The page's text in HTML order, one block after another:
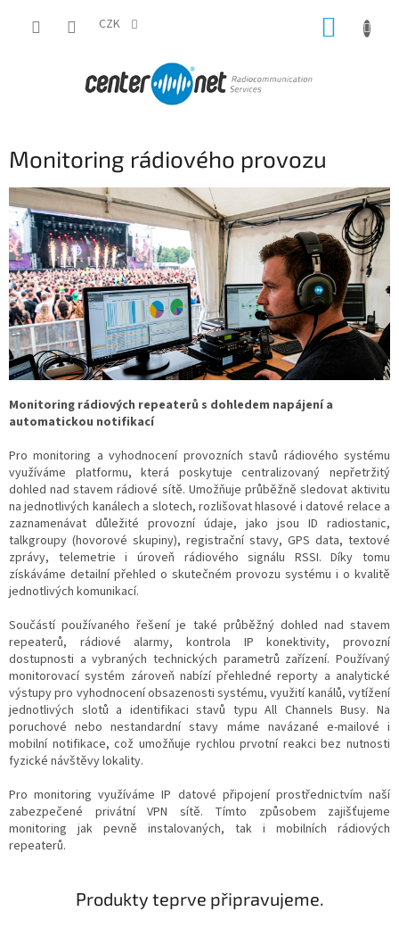
CZK
Monitoring rádiového provozu
Monitoring rádiových repeaterů s dohledem napájení a
automatickou notifikací
Pro monitoring a vyhodnocení provozních stavů rádiového systému
využíváme platformu, která poskytuje centralizovaný nepřetržitý
dohled nad stavem rádiové sítě. Umožňuje průběžně sledovat aktivitu
na jednotlivých kanálech a slotech, rozlišovat hlasové i datové relace a
zaznamenávat důležité provozní údaje, jako jsou ID radiostanic,
talkgroupy (hovorové skupiny), registrační stavy, GPS data, textové
zprávy, telemetrie i úroveň rádiového signálu RSSI. Díky tomu
získáváme detailní přehled o skutečném provozu systému i o kvalitě
jednotlivých komunikací.
Součástí používaného řešení je také průběžný dohled nad stavem
repeaterů, rádiové alarmy, kontrola IP konektivity, provozní
dostupnosti a vybraných technických parametrů zařízení. Používaný
monitorovací systém zároveň nabízí přehledné reporty a analytické
výstupy pro vyhodnocení obsazenosti systému, využití kanálů, vytížení
jednotlivých slotů a identifikaci stavů typu All Channels Busy. Na
poruchové nebo nestandardní stavy máme navázané e-mailové i
mobilní notifikace, což umožňuje rychlou prvotní reakci bez nutnosti
fyzické návštěvy lokality.
Pro monitoring využíváme IP datové připojení prostřednictvím naší
zabezpečené privátní VPN sítě. Tímto způsobem zajišťujeme
monitoring jak pevně instalovaných, tak i mobilních rádiových
repeaterů.
Produkty teprve připravujeme.